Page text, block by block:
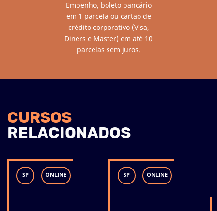
Empenho, boleto bancário
em 1 parcela ou cartão de
crédito corporativo (Visa,
Diners e Master) em até 10
parcelas sem juros.
CURSOS
RELACIONADOS
SP ONLINE SP ONLINE